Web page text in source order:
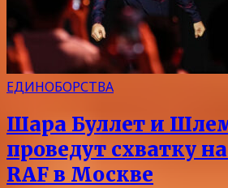
ЕДИНОБОРСТВА
Шара Буллет и
проведут схватку
RAF в Москве